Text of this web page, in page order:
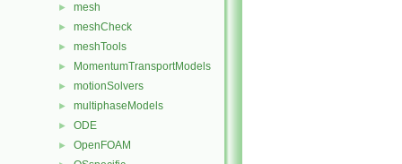
► mesh
► meshCheck
► meshTools
► MomentumTransportModels
► motionSolvers
► multiphaseModels
► ODE
► OpenFOAM